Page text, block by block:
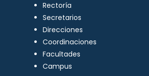
Rectoría
Secretarios
Direcciones
Coordinaciones
Facultades
Campus